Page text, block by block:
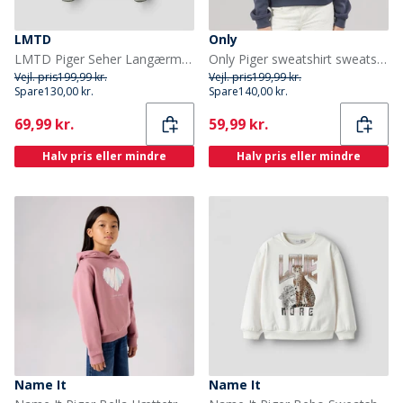
LMTD
LMTD Piger Seher Langærmet Bådhals Top Navy Blazer
Vejl. pris199,99 kr.
Spare130,00 kr.
Current
69,99 kr.
Halv pris eller mindre
Only
Only Piger sweatshirt sweatshirt Ombre Blue
Vejl. pris199,99 kr.
Spare140,00 kr.
Current
59,99 kr.
Halv pris eller mindre
Name It
Name It